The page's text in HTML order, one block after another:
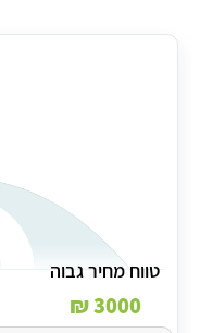
טווח מחיר גבוה
3000 ₪